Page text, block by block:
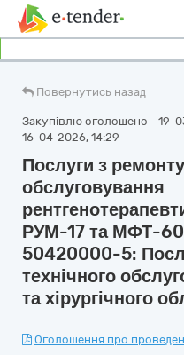
Повернутись назад
Закупівлю оголошено - 19-
16-04-2026, 14:29
Послуги з ремонту
обслуговування
РУМ-17 та МФТ-60
50420000-5:
технічного
та хірургічного
Оголошення про